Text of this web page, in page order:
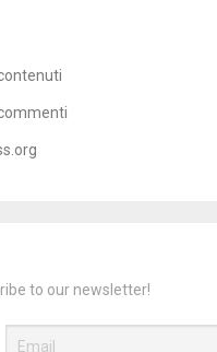
to our newsletter!